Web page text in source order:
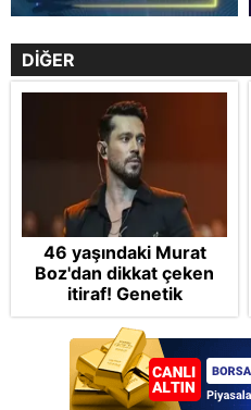
DİĞER
46 yaşındaki Murat
Boz'dan dikkat çeken
itiraf! Genetik
korkusunu açıkladı